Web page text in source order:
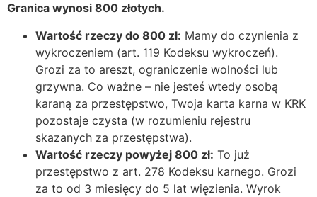
Granica wynosi 800 złotych.
Wartość rzeczy do 800 zł: Mamy do czynienia z
wykroczeniem (art. 119 Kodeksu wykroczeń).
Grozi za to areszt, ograniczenie wolności lub
grzywna. Co ważne – nie jesteś wtedy osobą
karaną za przestępstwo, Twoja karta karna w KRK
pozostaje czysta (w rozumieniu rejestru
skazanych za przestępstwa).
Wartość rzeczy powyżej 800 zł: To już
przestępstwo z art. 278 Kodeksu karnego. Grozi
za to od 3 miesięcy do 5 lat więzienia. Wyrok